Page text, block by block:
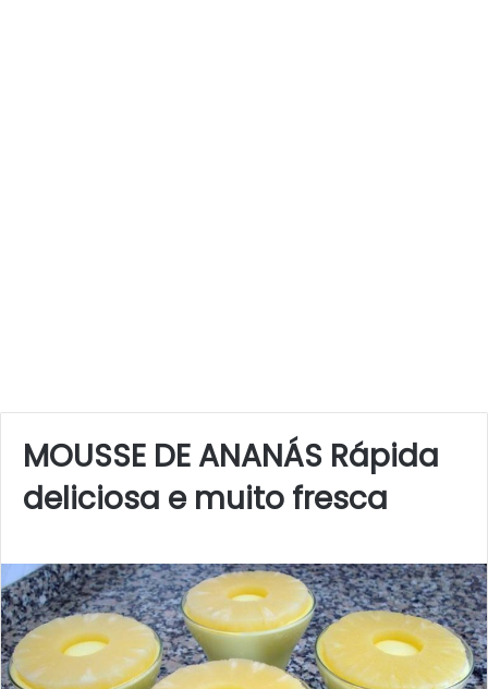
MOUSSE DE ANANÁS Rápida
deliciosa e muito fresca